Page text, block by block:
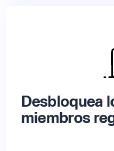
Desbloquea
miembros